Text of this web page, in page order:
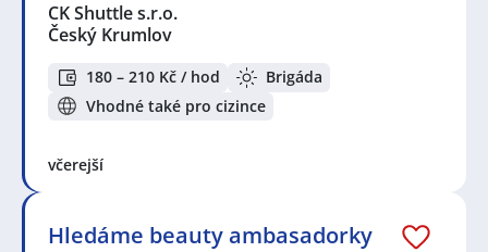
CK Shuttle s.r.o.
Český Krumlov
180 – 210 Kč / hod
Brigáda
Vhodné také pro cizince
včerejší
Hledáme beauty ambasadorky